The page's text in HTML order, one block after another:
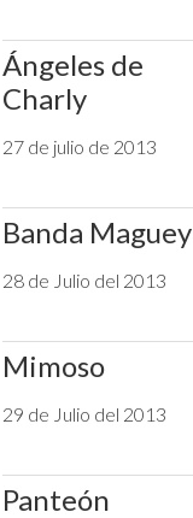
Ángeles de
Charly
27 de julio de 2013
Banda Maguey
28 de Julio del 2013
Mimoso
29 de Julio del 2013
Panteón